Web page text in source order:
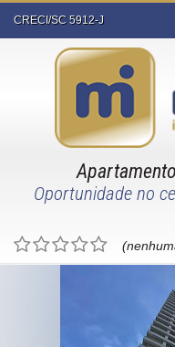
CRECI/SC 5912-J
Apartamento
Oportunidade no